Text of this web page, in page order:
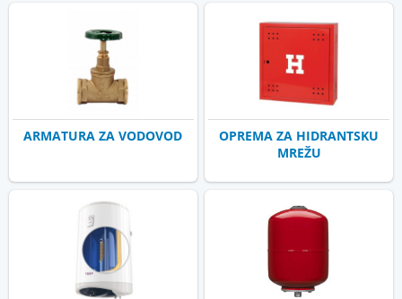
ARMATURA ZA VODOVOD
OPREMA ZA HIDRANTSKU
MREŽU